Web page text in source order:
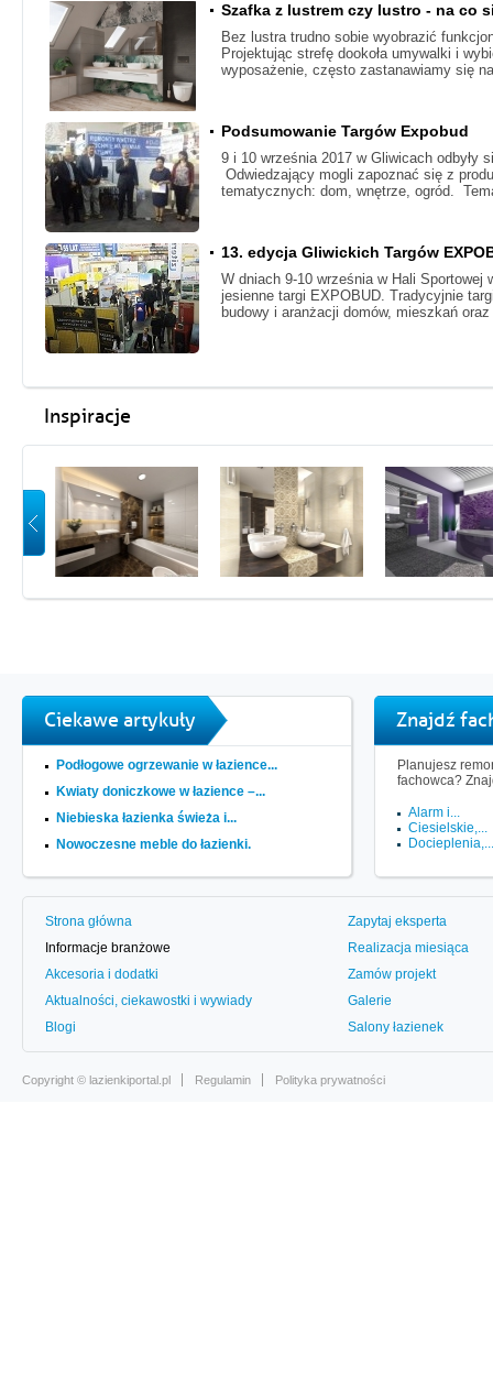
Szafka z lustrem czy lustro - na co
Bez lustra trudno sobie wyobrazić
Projektując strefę dookoła umywalki i
wyposażenie, często zastanawiamy się
Podsumowanie Targów Expobud
​9 i 10 września 2017 w Gliwicach odbyły
Odwiedzający mogli zapoznać się z
tematycznych: dom, wnętrze, ogród.
13. edycja Gliwickich Targów
W dniach 9-10 września w Hali Sportowej
jesienne targi EXPOBUD. Tradycyjnie
budowy i aranżacji domów, mieszkań
Inspiracje
Ciekawe artykuły
Podłogowe ogrzewanie w łazience...
Kwiaty doniczkowe w łazience –...
Niebieska łazienka świeża i...
Nowoczesne meble do łazienki.
Znajdź
Planujesz
fachowca?
Alarm i...
Ciesielskie,...
Docieplenia,...
Strona główna
Informacje branżowe
Akcesoria i dodatki
Aktualności, ciekawostki i wywiady
Blogi
Zapytaj eksperta
Realizacja miesiąca
Zamów projekt
Galerie
Salony łazienek
Copyright © lazienkiportal.pl Regulamin Polityka prywatności